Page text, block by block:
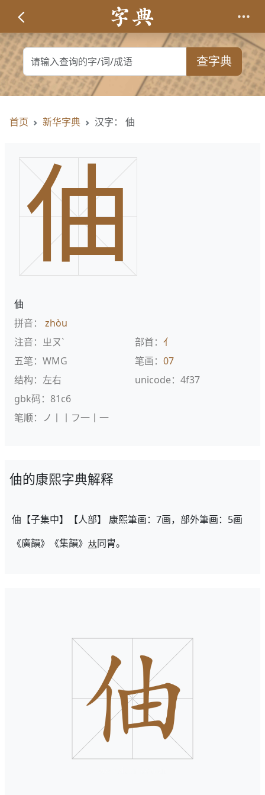
查字典
首页 新华字典 汉字： 伷
伷
伷
拼音： zhòu
注音：ㄓㄡˋ
部首： 亻
五笔：WMG
笔画： 07
结构：左右
unicode：4f37
gbk码：81c6
笔顺：ノ丨丨フ一丨一
伷的康熙字典解释
伷【子集中】【人部】 康熙筆画：7画，部外筆画：5画
《廣韻》《集韻》
同胄。